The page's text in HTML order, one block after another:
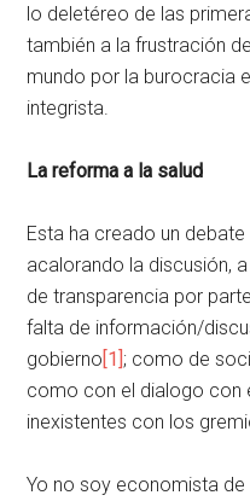
lo deletéreo de las
también a la frustración
mundo por la burocracia
integrista.
La reforma a la salud
Esta ha creado un
acalorando la discusión,
de transparencia por
falta de información/
gobierno[1]; como de
como con el dialogo con
inexistentes con los
Yo no soy economista